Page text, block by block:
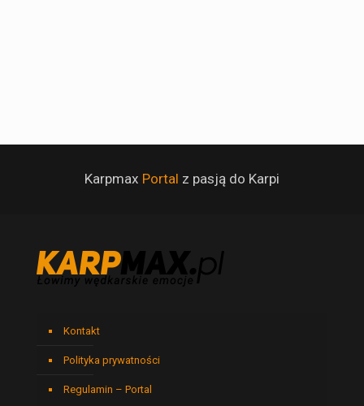
Karpmax Portal z pasją do Karpi
Kontakt
Polityka prywatności
Regulamin – Portal